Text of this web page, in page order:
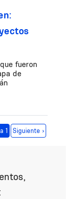
fueron
de
1 Siguiente página
Siguiente ›